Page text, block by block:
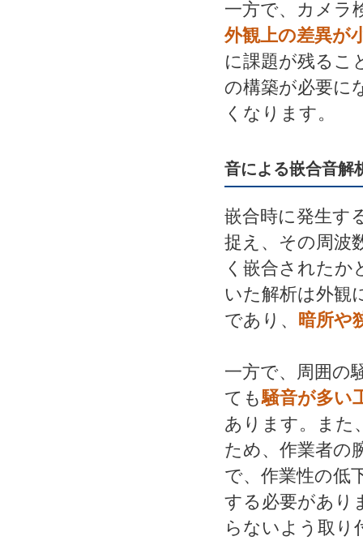
一方で、カメラ
外観上の差異が
に課題が残るこ
の構築が必要に
くなります。
音による嵌合音解
嵌合時に発生す
捉え、その周波
く嵌合されたか
いた解析は外観
であり、
暗所や
一方で、周囲の
ても騒音が多い
あります。また
ため、作業者の
で、作業性の低
する必要があり
らないよう取り